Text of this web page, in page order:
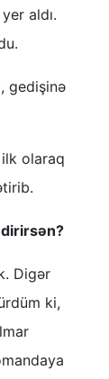
aldı.
gedişinə
olaraq
Digər
ki,